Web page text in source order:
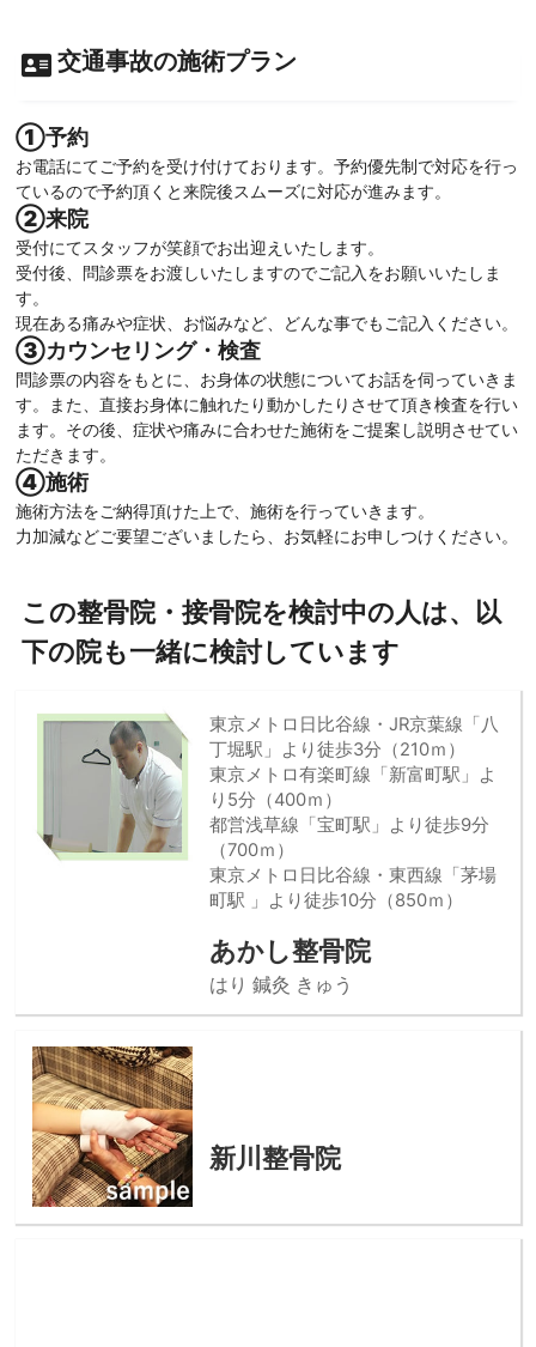
交通事故の施術プラン
①予約
お電話にてご予約を受け付けております。予約優先制で対応を行っ
ているので予約頂くと来院後スムーズに対応が進みます。
②来院
受付にてスタッフが笑顔でお出迎えいたします。
受付後、問診票をお渡しいたしますのでご記入をお願いいたしま
す。
現在ある痛みや症状、お悩みなど、どんな事でもご記入ください。
③カウンセリング・検査
問診票の内容をもとに、お身体の状態についてお話を伺っていきま
す。また、直接お身体に触れたり動かしたりさせて頂き検査を行い
ます。その後、症状や痛みに合わせた施術をご提案し説明させてい
ただきます。
④施術
施術方法をご納得頂けた上で、施術を行っていきます。
力加減などご要望ございましたら、お気軽にお申しつけください。
この整骨院・接骨院を検討中の人は、以
下の院も一緒に検討しています
東京メトロ日比谷線・JR京葉線「八
丁堀駅」より徒歩3分（210ｍ）
東京メトロ有楽町線「新富町駅」よ
り5分（400ｍ）
都営浅草線「宝町駅」より徒歩9分
（700ｍ）
東京メトロ日比谷線・東西線「茅場
町駅 」より徒歩10分（850ｍ）
あかし整骨院
はり 鍼灸 きゅう
新川整骨院